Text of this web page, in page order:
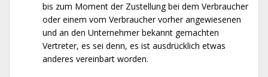
bis zum Moment der Zustellung bei dem Verbraucher
oder einem vom Verbraucher vorher angewiesenen
und an den Unternehmer bekannt gemachten
Vertreter, es sei denn, es ist ausdrücklich etwas
anderes vereinbart worden.